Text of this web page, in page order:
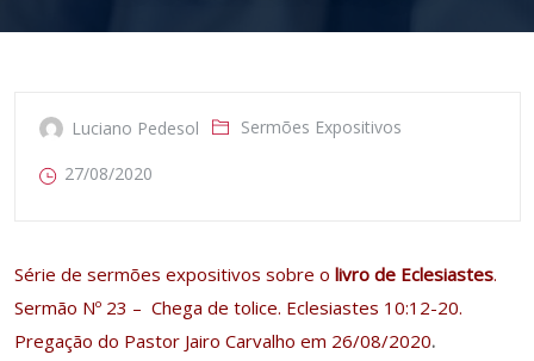
Luciano Pedesol Sermões Expositivos
27/08/2020
Série de sermões expositivos sobre o livro de Eclesiastes.
Sermão Nº 23 – Chega de tolice. Eclesiastes 10:12-20.
Pregação do Pastor Jairo Carvalho em 26/08/2020.